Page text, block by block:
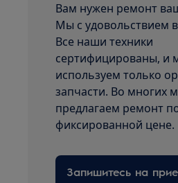
Вам нужен ремонт
Мы с удовольствием
Все наши техники
сертифицированы, и
используем только
запчасти. Во многих
предлагаем ремонт
фиксированной цене.